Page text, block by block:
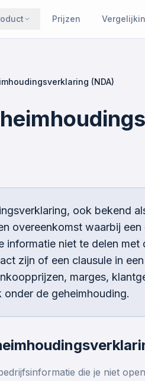
Prijzen
(NDA)
ook bekend
overeenkomst waarbij
informatie niet te delen met
zijn of een clausule in
marges,
de geheimhouding.
die je niet